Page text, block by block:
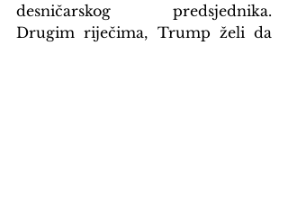
desničarskog predsjednika.
Drugim riječima, Trump želi da